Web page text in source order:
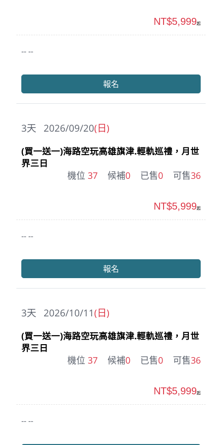
-- --
NT$5,999起
報名
2026/09/20(日)
3天
(買一送一)海路空玩高雄旗津.輕軌巡禮，月世
界三日
機位 37 候補0 已售0 可售36
-- --
NT$5,999起
報名
2026/10/11(日)
3天
(買一送一)海路空玩高雄旗津.輕軌巡禮，月世
界三日
機位 37 候補0 已售0 可售36
-- --
NT$5,999起